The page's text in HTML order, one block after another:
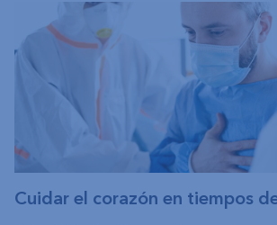
Cuidar el corazón en tiempos